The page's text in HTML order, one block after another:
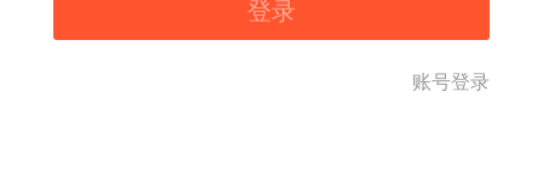
登录
账号登录